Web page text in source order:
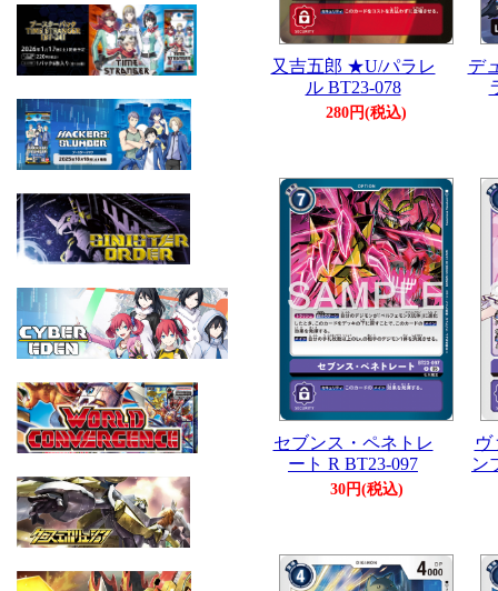
又吉五郎 ★U/パラレ
ル BT23-078
280円(税込)
デ
セブンス・ペネトレ
ート R BT23-097
30円(税込)
ヴ
ン